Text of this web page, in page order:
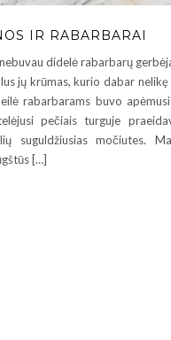
IR RABARBARAI
didelė rabarbarų
jų krūmas, kurio dabar nelikę
rabarbarams buvo
pečiais turguje
suguldžiusias močiutes.
[…]